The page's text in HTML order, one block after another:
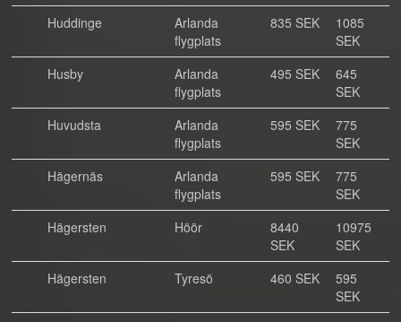
Huddinge
Arlanda
flygplats
835 SEK
1085
SEK
Husby
Arlanda
flygplats
495 SEK
645
SEK
Huvudsta
Arlanda
flygplats
595 SEK
775
SEK
Hägernäs
Arlanda
flygplats
595 SEK
775
SEK
Hägersten
Höör
8440
SEK
10975
SEK
Hägersten
Tyresö 460 SEK
595
SEK